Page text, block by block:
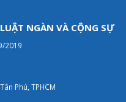
NGÀN VÀ CỘNG SỰ
2019
Phú, TPHCM